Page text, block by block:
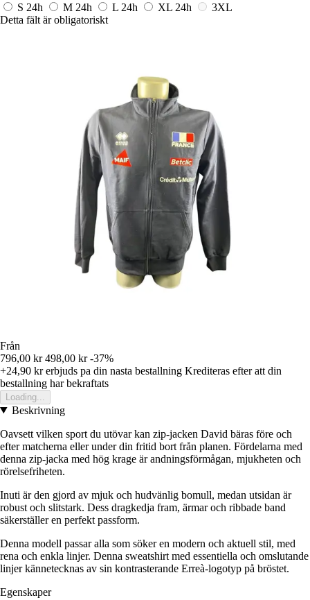
S 24h M 24h L 24h XL 24h
3XL
Detta fält är obligatoriskt
Från
796,00 kr 498,00 kr -37%
+24,90 krerbjuds pa din nasta bestallning Krediteras efter att din
bestallning har bekraftats
Loading...
Beskrivning
Oavsett vilken sport du utövar kan zip-jacken David bäras före och
efter matcherna eller under din fritid bort från planen. Fördelarna med
denna zip-jacka med hög krage är andningsförmågan, mjukheten och
rörelsefriheten.
Inuti är den gjord av mjuk och hudvänlig bomull, medan utsidan är
robust och slitstark. Dess dragkedja fram, ärmar och ribbade band
säkerställer en perfekt passform.
Denna modell passar alla som söker en modern och aktuell stil, med
rena och enkla linjer. Denna sweatshirt med essentiella och omslutande
linjer kännetecknas av sin kontrasterande Erreà-logotyp på bröstet.
Egenskaper